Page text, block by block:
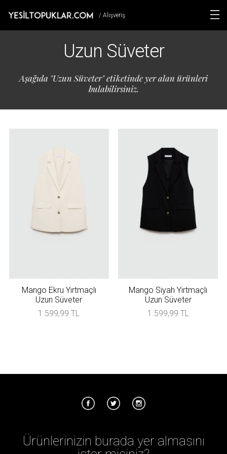
/ Alışveriş
Uzun Süveter
Aşağıda "Uzun Süveter" etiketinde yer alan ürünleri
bulabilirsiniz.
Mango Ekru Yırtmaçlı
Uzun Süveter
1.599,99 TL
Mango Siyah Yırtmaçlı
Uzun Süveter
1.599,99 TL
Ürünlerinizin burada yer almasını